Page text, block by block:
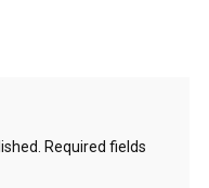
Required fields